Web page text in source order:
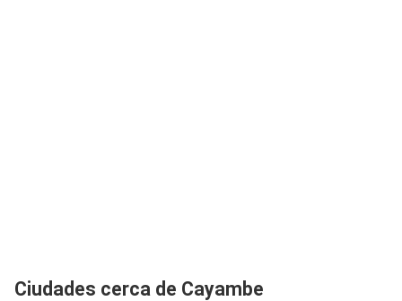
Ciudades cerca de Cayambe